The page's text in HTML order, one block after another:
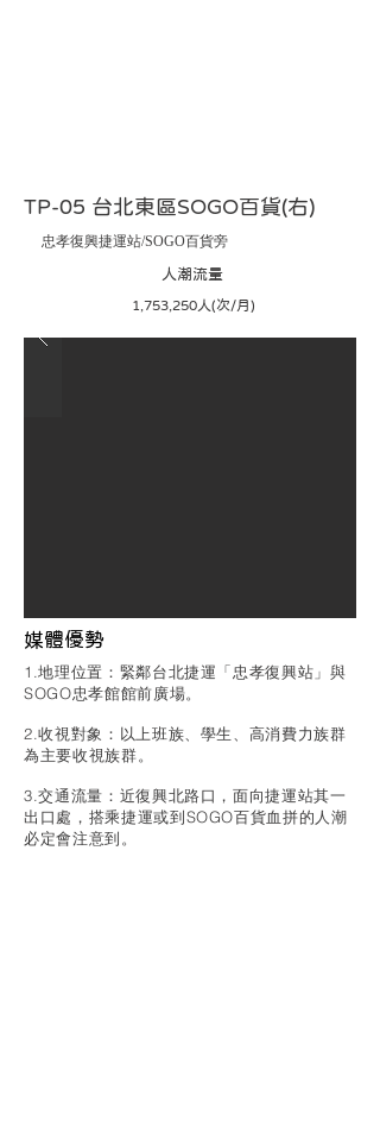
TP-05 台北東區SOGO百貨(右)
忠孝復興捷運站/SOGO百貨旁
​人潮流量
1,753,250人(次/月)
​媒體優勢
1.地理位置：緊鄰台北捷運「忠孝復興站」與
SOGO忠孝館館前廣場。
2.收視對象：以上班族、學生、高消費力族群
為主要收視族群。
3.交通流量：近復興北路口，面向捷運站其一
出口處，搭乘捷運或到SOGO百貨血拼的人潮
必定會注意到。